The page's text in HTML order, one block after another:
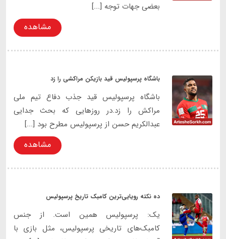
بعضی جهات توجه [...]
مشاهده
باشگاه پرسپولیس قید بازیکن مراکشی را زد
باشگاه پرسپولیس قید جذب دفاع تیم ملی
مراکش را زد.در روزهایی که بحث جدایی
عبدالکریم حسن از پرسپولیس مطرح بود [...]
مشاهده
ده نکته رویایی‌ترین کامبک تاریخ پرسپولیس
یک: پرسپولیس همین است. از جنس
کامبک‌های تاریخی پرسپولیس، مثل بازی با